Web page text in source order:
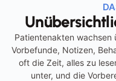
Patientenakten
Vorbefunde, Notizen,
oft die Zeit, alles zu
unter, und die